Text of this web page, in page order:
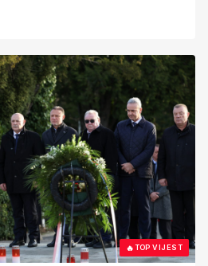
🔥TOP VIJEST